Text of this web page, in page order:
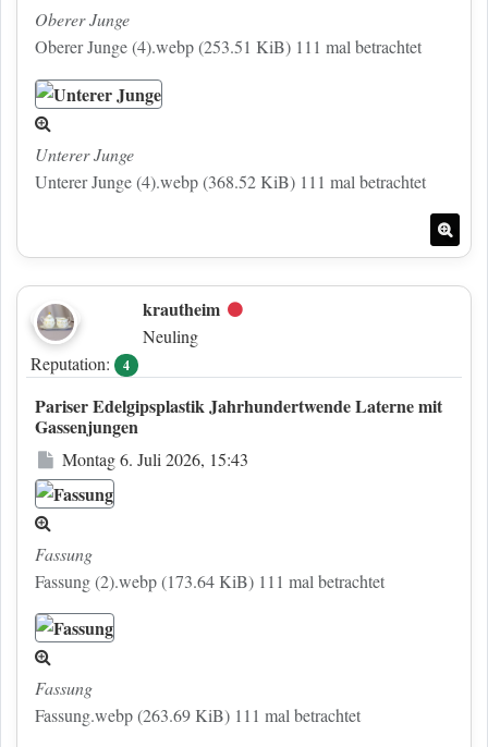
Oberer Junge
Oberer Junge (4).webp (253.51 KiB) 111 mal betrachtet
Unterer Junge
Unterer Junge (4).webp (368.52 KiB) 111 mal betrachtet
krautheim Offline
Neuling
Reputation:
4
Pariser Edelgipsplastik Jahrhundertwende Laterne mit
Gassenjungen
Beitrag
Montag 6. Juli 2026, 15:43
Fassung
Fassung (2).webp (173.64 KiB) 111 mal betrachtet
Fassung
Fassung.webp (263.69 KiB) 111 mal betrachtet